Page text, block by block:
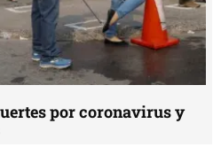
por coronavirus y